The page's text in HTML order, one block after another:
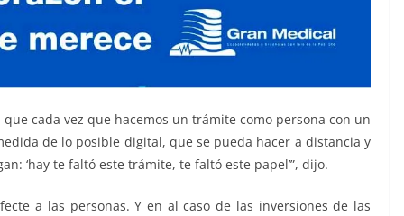
cada vez que hacemos un trámite como persona con un
de lo posible digital, que se pueda hacer a distancia y
‘hay te faltó este trámite, te faltó este papel’”, dijo.
a las personas. Y en al caso de las inversiones de las